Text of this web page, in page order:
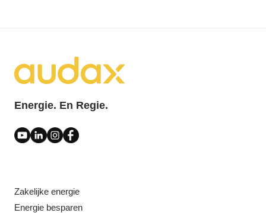
Energie. En Regie.
Zakelijke energie
Energie besparen